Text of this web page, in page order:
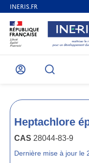
Mon
Recherche
Heptachlore
CAS 28044-83-9
Dernière mise à jour le